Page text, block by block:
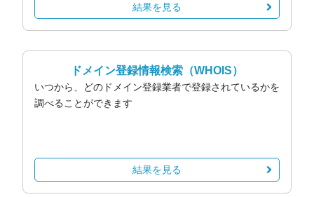
結果を見る
ドメイン登録情報検索 （WHOIS）
いつから、どのドメイン登録業者で登録されているかを
調べることができます
結果を見る